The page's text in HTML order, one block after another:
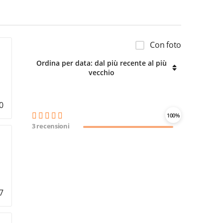
Con foto
Ordina per data: dal più recente al più
vecchio
3 recensioni
100%